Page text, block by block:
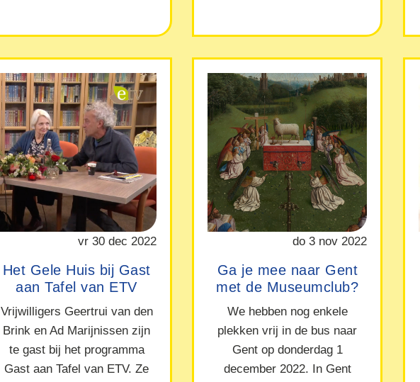
vr 30 dec 2022
Het Gele Huis bij Gast
aan Tafel van ETV
Vrijwilligers Geertrui van den
Brink en Ad Marijnissen zijn
te gast bij het programma
Gast aan Tafel van ETV. Ze
do 3 nov 2022
Ga je mee naar Gent
met de Museumclub?
We hebben nog enkele
plekken vrij in de bus naar
Gent op donderdag 1
december 2022. In Gent